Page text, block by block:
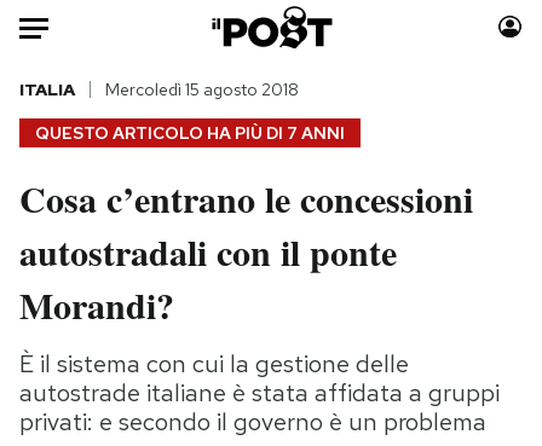
Auto
HOME
Italia
Politica
Tecnologia
Scienza
Cultura
Moda
Consumismi
Media
Europa
QUESTO ARTICOLO HA PIÙ DI 7 ANNI
ITALIA Mercoledì 15 agosto 2018
Cosa c’entrano le concessioni
autostradali con il ponte
Morandi?
È il sistema con cui la gestione delle
autostrade italiane è stata affidata a gruppi
privati: e secondo il governo è un problema